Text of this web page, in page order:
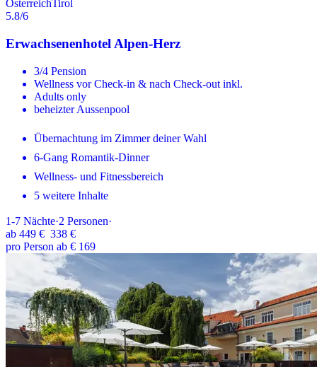
ÖsterreichTirol
5.8/6
Erwachsenenhotel Alpen-Herz
3/4 Pension
Wellness vor Check-in & nach Check-out inkl.
Adults only
beheizter Aussenpool
Übernachtung im Zimmer deiner Wahl
6-Gang Romantik-Dinner
Wellness- und Fitnessbereich
5 weitere Inhalte
1-7 Nächte·2 Personen·
ab 449 € 338 €
pro Person ab € 169